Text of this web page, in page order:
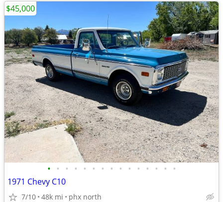
• • • • • • • • • • • • • • •
1971 Chevy C10
7/10 48k mi phx north
$45,000